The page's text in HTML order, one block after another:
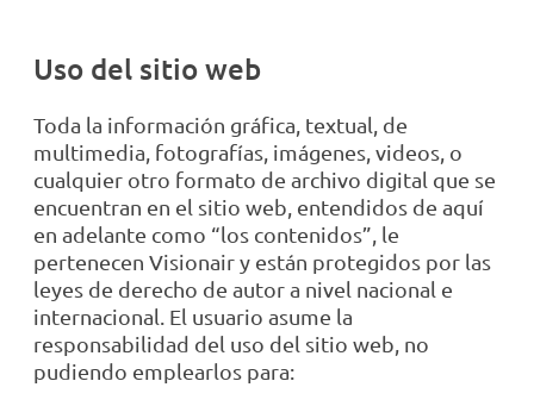
Uso del sitio web
Toda la información gráfica, textual, de
multimedia, fotografías, imágenes, videos, o
cualquier otro formato de archivo digital que se
encuentran en el sitio web, entendidos de aquí
en adelante como “los contenidos”, le
pertenecen Visionair y están protegidos por las
leyes de derecho de autor a nivel nacional e
internacional. El usuario asume la
responsabilidad del uso del sitio web, no
pudiendo emplearlos para: